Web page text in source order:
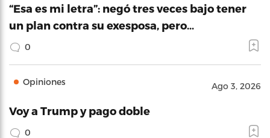
“Esa es mi letra”: negó tres veces bajo tener
un plan contra su exesposa, pero…
0
Opiniones Ago 3, 2026
Voy a Trump y pago doble
0